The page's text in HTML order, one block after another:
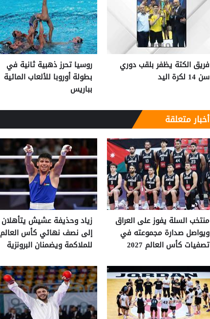
فريق الكتة يظفر بلقب دوري
سن 14 لكرة اليد
روسيا تحرز ذهبية ثانية في
بطولة أوروبا للألعاب المائية
بباريس
أخبار متعلقة
منتخب السلة يفوز على العراق
ويواصل صدارة مجموعته في
تصفيات كأس العالم 2027
زياد وحذيفة عشيش يتأهلان
إلى نصف نهائي كأس العالم
للملاكمة ويضمنان البرونزية